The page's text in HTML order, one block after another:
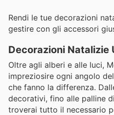
Rendi le tue decorazioni
gestire con gli accessori
Decorazioni Natalizie
Oltre agli alberi e alle luci,
impreziosire ogni angolo
che fanno la differenza.
decorativi, fino alle palline
troverai tutto il necessario